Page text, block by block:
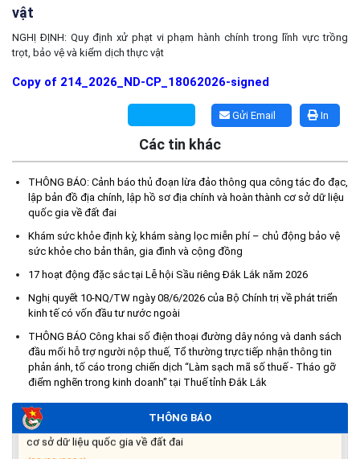
vật
NGHỊ ĐỊNH: Quy định xử phạt vi phạm hành chính trong lĩnh vực trồng
trọt, bảo vệ và kiểm dịch thực vật
Copy of 214_2026_ND-CP_18062026-signed
In
Gửi Email
Các tin khác
THÔNG BÁO: Cảnh báo thủ đoạn lừa đảo thông qua công tác đo đạc,
lập bản đồ địa chính, lập hồ sơ địa chính và hoàn thành cơ sở dữ liệu
quốc gia về đất đai
Khám sức khỏe định kỳ, khám sàng lọc miễn phí – chủ động bảo vệ
sức khỏe cho bản thân, gia đình và cộng đồng
17 hoạt động đặc sắc tại Lễ hội Sầu riêng Đắk Lắk năm 2026
Nghị quyết 10-NQ/TW ngày 08/6/2026 của Bộ Chính trị về phát triển
kinh tế có vốn đầu tư nước ngoài
THÔNG BÁO Công khai số điện thoại đường dây nóng và danh sách
đầu mối hỗ trợ người nộp thuế, Tổ thường trực tiếp nhận thông tin
phản ánh, tố cáo trong chiến dịch “Làm sạch mã số thuế - Tháo gỡ
điểm nghẽn trong kinh doanh" tại Thuế tỉnh Đắk Lắk
THÔNG BÁO
Kế hoạch Tổ chức lấy mẫu hài cốt liệt sĩ đối với các mộ chưa
xác định được thông tin trong nghĩa trang liệt sĩ trên địa bàn xã
Ea Súp để giám định AND
(06/08/2026)
Thông báo nghiêm cấm sử dụng đất với khu vực Quy hoạch
cấp đất sản xuất cho các hộ nghèo, cận nghèo thiếu đất sản
xuất trên địa bàn xã.
(06/08/2026)
THÔNG BÁO: Cảnh báo thủ đoạn lừa đảo thông qua công tác
đo đạc, lập bản đồ địa chính, lập hồ sơ địa chính và hoàn thành
cơ sở dữ liệu quốc gia về đất đai
(03/08/2026)